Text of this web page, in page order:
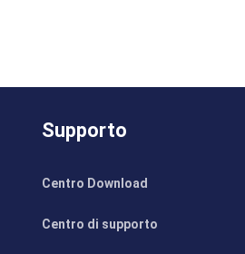
Supporto
Centro Download
Centro di supporto